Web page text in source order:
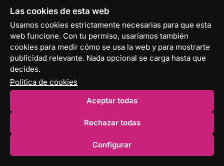
funciones.
→
Slashing
Penalización automática que reduce fondos de
validadores que actúan mal en blockchains Proof of
Stake.
Programas autoejecutables en blockchain que
Las cookies de esta web
Usamos cookies estrictamente necesarias para que esta
web funcione. Con tu permiso, usaríamos también
cookies para medir cómo se usa la web y para mostrarte
publicidad relevante. Nada opcional se carga hasta que
decides.
Política de cookies
Aceptar todas
Rechazar todas
Configurar